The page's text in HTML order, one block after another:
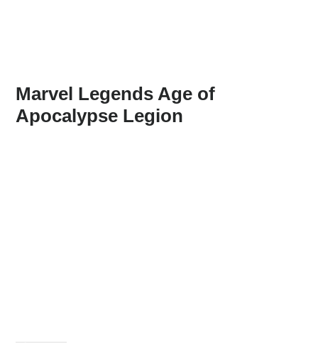
Marvel Legends Age of
Apocalypse Legion